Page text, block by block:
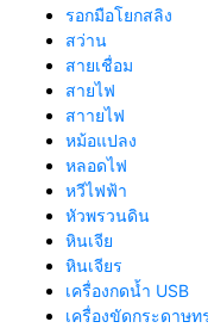
รอกมือโยกสลิง
สว่าน
สายเชื่อม
สายไฟ
สาายไฟ
หม้อแปลง
หลอดไฟ
หวีไฟฟ้า
หัวพรวนดิน
หินเจีย
หินเจียร
เครื่องกดน้ำ USB
เครื่องขัดกระดาษท